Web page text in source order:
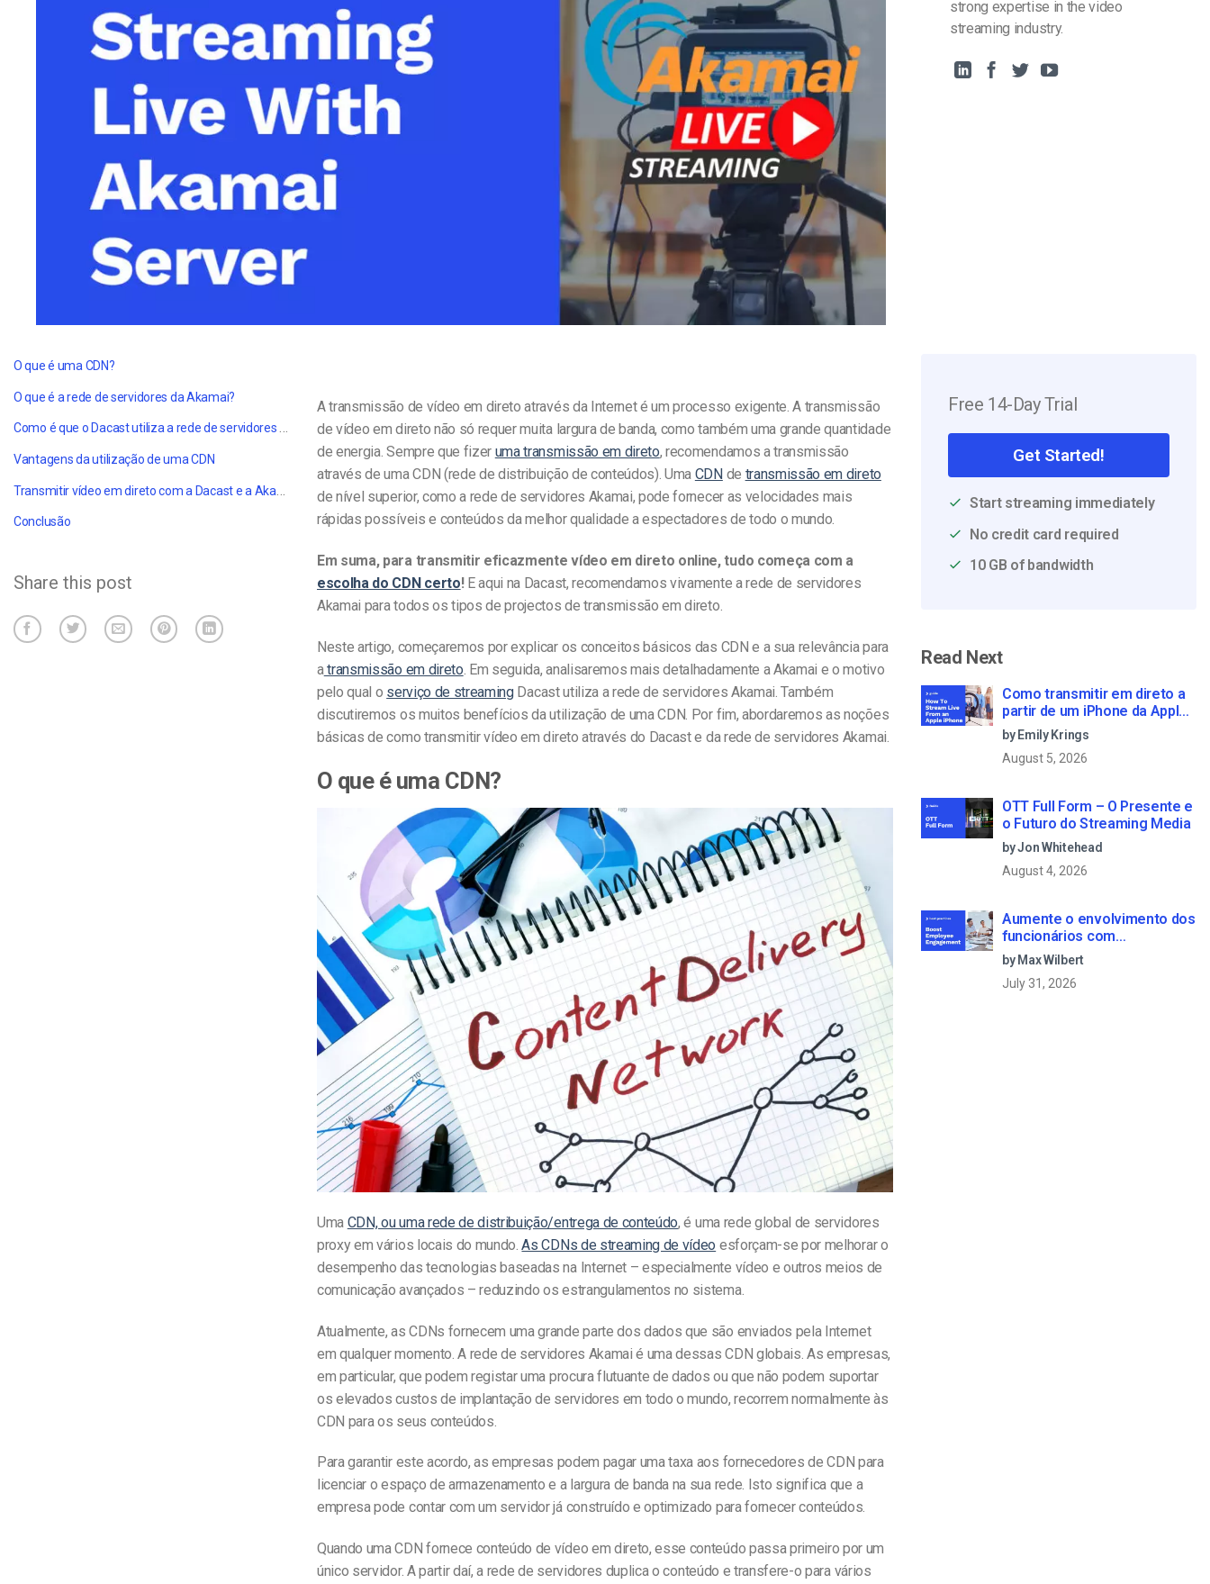
Alojamento de Vídeo Online
Video CMS
Privacidade e Segurança
Monetização de Vídeo
strong expertise in the video
streaming industry.
O que é uma CDN?
O que é a rede de servidores da Akamai?
Como é que o Dacast utiliza a rede de servidores Akamai?
Vantagens da utilização de uma CDN
Conclusão
Share this post
A transmissão de vídeo em direto através da Internet é um processo exigente. A transmissão
de vídeo em direto não só requer muita largura de banda, como também uma grande quantidade
de energia. Sempre que fizer uma transmissão em direto, recomendamos a transmissão
através de uma CDN (rede de distribuição de conteúdos). Uma CDNde transmissão em direto
de nível superior, como a rede de servidores Akamai, pode fornecer as velocidades mais
rápidas possíveis e conteúdos da melhor qualidade a espectadores de todo o mundo.
Em suma, para transmitir eficazmente vídeo em direto online, tudo começa com a
escolha do CDN certo! E aqui na Dacast, recomendamos vivamente a rede de servidores
Akamai para todos os tipos de projectos de transmissão em direto.
Neste artigo, começaremos por explicar os conceitos básicos das CDN e a sua relevância para
atransmissão em direto . Em seguida, analisaremos mais detalhadamente a Akamai e o motivo
pelo qual o serviço de streamingDacast utiliza a rede de servidores Akamai. Também
discutiremos os muitos benefícios da utilização de uma CDN. Por fim, abordaremos as noções
básicas de como transmitir vídeo em direto através do Dacast e da rede de servidores Akamai.
O que é uma CDN?
Uma CDN, ou uma rede de distribuição/entrega de conteúdo, é uma rede global de servidores
proxy em vários locais do mundo.As CDNs de streaming de vídeo esforçam-se por melhorar o
desempenho das tecnologias baseadas na Internet – especialmente vídeo e outros meios de
comunicação avançados – reduzindo os estrangulamentos no sistema.
Atualmente, as CDNs fornecem uma grande parte dos dados que são enviados pela Internet
em qualquer momento. A rede de servidores Akamai é uma dessas CDN globais. As empresas,
em particular, que podem registar uma procura flutuante de dados ou que não podem suportar
os elevados custos de implantação de servidores em todo o mundo, recorrem normalmente às
CDN para os seus conteúdos.
Para garantir este acordo, as empresas podem pagar uma taxa aos fornecedores de CDN para
licenciar o espaço de armazenamento e a largura de banda na sua rede. Isto significa que a
empresa pode contar com um servidor já construído e optimizado para fornecer conteúdos.
Quando uma CDN fornece conteúdo de vídeo em direto, esse conteúdo passa primeiro por um
único servidor. A partir daí, a rede de servidores duplica o conteúdo e transfere-o para vários
Free 14-Day Trial
Get Started!
Start streaming immediately
No credit card required
10 GB of bandwidth
Read Next
Como transmitir em direto a
partir de um iPhone da Apple
em 6 passos simples
by Emily Krings
August 5, 2026
OTT Full Form – O Presente e
o Futuro do Streaming Media
by Jon Whitehead
August 4, 2026
Aumente o envolvimento dos
funcionários com
comunicações empresariais
em direto
by Max Wilbert
July 31, 2026